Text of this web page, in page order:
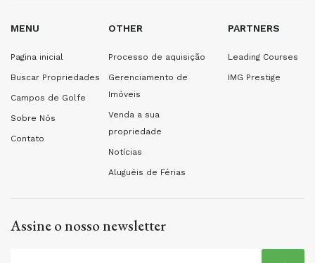
MENU
Pagina inicial
Buscar Propriedades
Campos de Golfe
Sobre Nós
Contato
OTHER
Processo de aquisição
Gerenciamento de
Imóveis
Venda a sua
propriedade
Notícias
Aluguéis de Férias
PARTNERS
Leading Courses
IMG Prestige
Assine o nosso newsletter